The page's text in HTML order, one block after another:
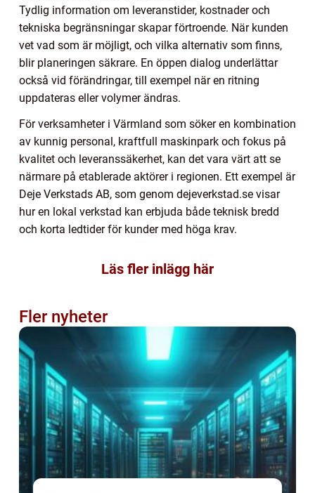
Tydlig information om leveranstider, kostnader och
tekniska begränsningar skapar förtroende. När kunden
vet vad som är möjligt, och vilka alternativ som finns,
blir planeringen säkrare. En öppen dialog underlättar
också vid förändringar, till exempel när en ritning
uppdateras eller volymer ändras.
För verksamheter i Värmland som söker en kombination
av kunnig personal, kraftfull maskinpark och fokus på
kvalitet och leveranssäkerhet, kan det vara värt att se
närmare på etablerade aktörer i regionen. Ett exempel är
Deje Verkstads AB, som genom dejeverkstad.se visar
hur en lokal verkstad kan erbjuda både teknisk bredd
och korta ledtider för kunder med höga krav.
Läs fler inlägg här
Fler nyheter